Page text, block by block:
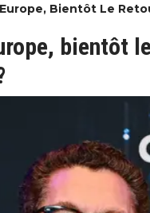
Bientôt Le
bientôt